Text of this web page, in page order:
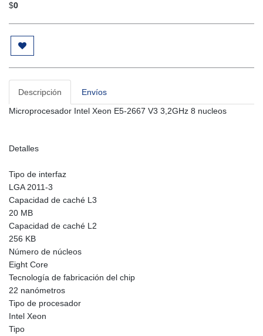
$0
Descripción
Envíos
Microprocesador Intel Xeon E5-2667 V3 3,2GHz 8 nucleos
Detalles
Tipo de interfaz
LGA 2011-3
Capacidad de caché L3
20 MB
Capacidad de caché L2
256 KB
Número de núcleos
Eight Core
Tecnología de fabricación del chip
22 nanómetros
Tipo de procesador
Intel Xeon
Tipo